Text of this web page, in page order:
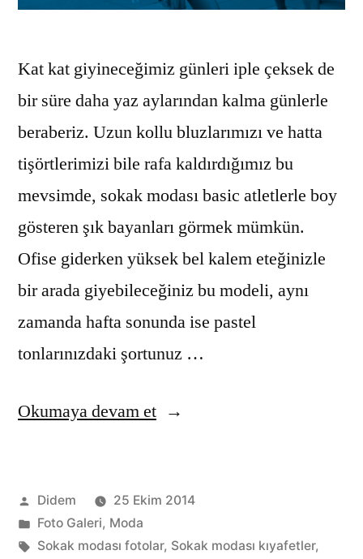
Kat kat giyineceğimiz günleri iple çeksek de
bir süre daha yaz aylarından kalma günlerle
beraberiz. Uzun kollu bluzlarımızı ve hatta
tişörtlerimizi bile rafa kaldırdığımız bu
mevsimde, sokak modası basic atletlerle boy
gösteren şık bayanları görmek mümkün.
Ofise giderken yüksek bel kalem eteğinizle
bir arada giyebileceğiniz bu modeli, aynı
zamanda hafta sonunda ise pastel
tonlarınızdaki şortunuz …
Okumaya devam et“Sokak
Gönderen:
Didem
25 Ekim 2014
Kategori:
Foto Galeri, Moda
Etiketler:
Sokak modası fotolar, Sokak modası kıyafetler,